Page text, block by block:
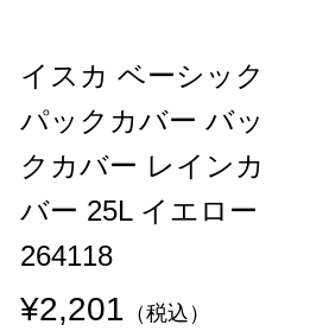
イスカ ベーシック
パックカバー バッ
クカバー レインカ
バー 25L イエロー
264118
¥2,201 （税込）